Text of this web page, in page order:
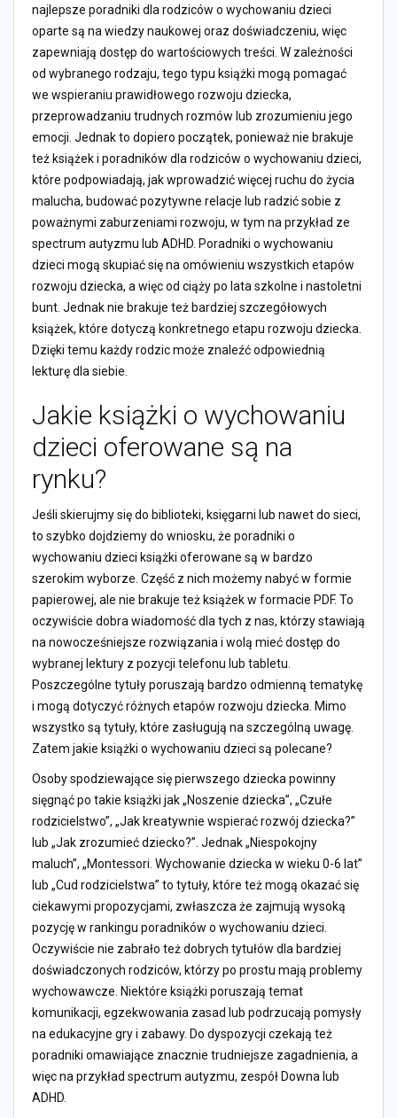
najlepsze poradniki dla rodziców o wychowaniu dzieci
oparte są na wiedzy naukowej oraz doświadczeniu, więc
zapewniają dostęp do wartościowych treści. W zależności
od wybranego rodzaju, tego typu książki mogą pomagać
we wspieraniu prawidłowego rozwoju dziecka,
przeprowadzaniu trudnych rozmów lub zrozumieniu jego
emocji. Jednak to dopiero początek, ponieważ nie brakuje
też książek i poradników dla rodziców o wychowaniu dzieci,
które podpowiadają, jak wprowadzić więcej ruchu do życia
malucha, budować pozytywne relacje lub radzić sobie z
poważnymi zaburzeniami rozwoju, w tym na przykład ze
spectrum autyzmu lub ADHD. Poradniki o wychowaniu
dzieci mogą skupiać się na omówieniu wszystkich etapów
rozwoju dziecka, a więc od ciąży po lata szkolne i nastoletni
bunt. Jednak nie brakuje też bardziej szczegółowych
książek, które dotyczą konkretnego etapu rozwoju dziecka.
Dzięki temu każdy rodzic może znaleźć odpowiednią
lekturę dla siebie.
Jakie książki o wychowaniu
dzieci oferowane są na
rynku?
Jeśli skierujmy się do biblioteki, księgarni lub nawet do sieci,
to szybko dojdziemy do wniosku, że poradniki o
wychowaniu dzieci książki oferowane są w bardzo
szerokim wyborze. Część z nich możemy nabyć w formie
papierowej, ale nie brakuje też książek w formacie PDF. To
oczywiście dobra wiadomość dla tych z nas, którzy stawiają
na nowocześniejsze rozwiązania i wolą mieć dostęp do
wybranej lektury z pozycji telefonu lub tabletu.
Poszczególne tytuły poruszają bardzo odmienną tematykę
i mogą dotyczyć różnych etapów rozwoju dziecka. Mimo
wszystko są tytuły, które zasługują na szczególną uwagę.
Zatem jakie książki o wychowaniu dzieci są polecane?
Osoby spodziewające się pierwszego dziecka powinny
sięgnąć po takie książki jak „Noszenie dziecka”, „Czułe
rodzicielstwo”, „Jak kreatywnie wspierać rozwój dziecka?”
lub „Jak zrozumieć dziecko?”. Jednak „Niespokojny
maluch”, „Montessori. Wychowanie dziecka w wieku 0-6 lat”
lub „Cud rodzicielstwa” to tytuły, które też mogą okazać się
ciekawymi propozycjami, zwłaszcza że zajmują wysoką
pozycję w rankingu poradników o wychowaniu dzieci.
Oczywiście nie zabrało też dobrych tytułów dla bardziej
doświadczonych rodziców, którzy po prostu mają problemy
wychowawcze. Niektóre książki poruszają temat
komunikacji, egzekwowania zasad lub podrzucają pomysły
na edukacyjne gry i zabawy. Do dyspozycji czekają też
poradniki omawiające znacznie trudniejsze zagadnienia, a
więc na przykład spectrum autyzmu, zespół Downa lub
ADHD.